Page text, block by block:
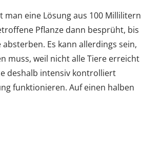
eine Lösung aus 100 Millilitern
Pflanze dann besprüht, bis
Es kann allerdings sein,
muss, weil nicht alle Tiere erreicht
deshalb intensiv kontrolliert
funktionieren. Auf einen halben